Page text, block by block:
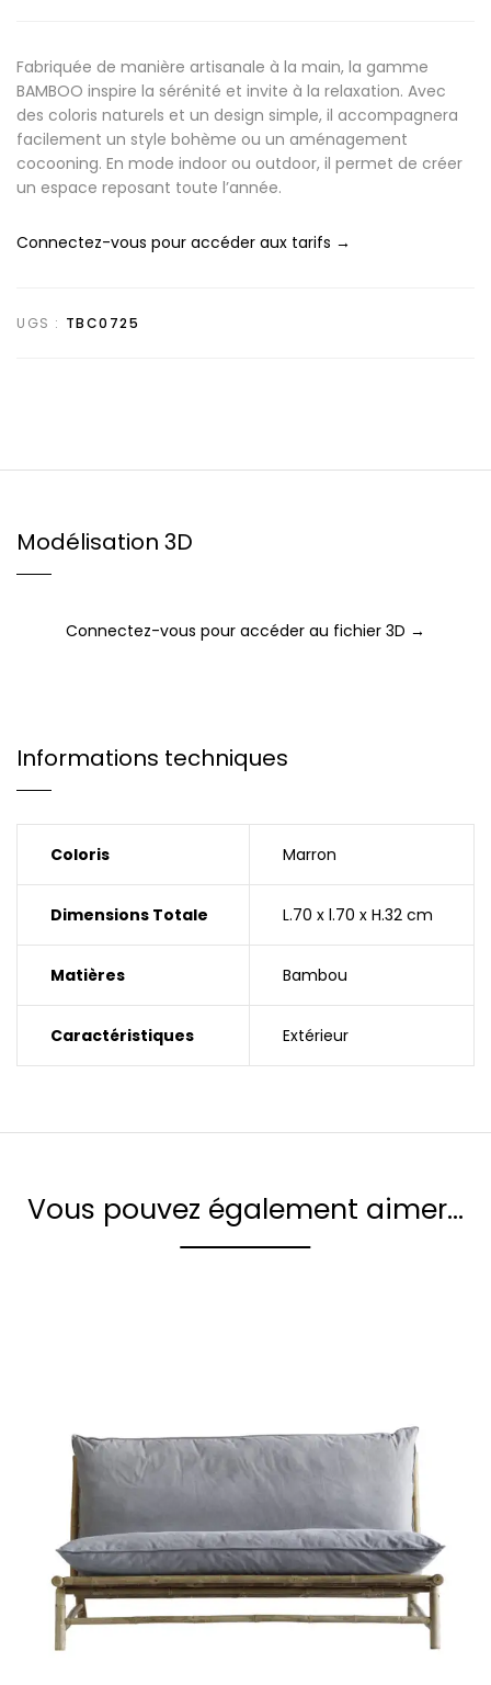
Fabriquée de manière artisanale à la main, la gamme
BAMBOO inspire la sérénité et invite à la relaxation. Avec
des coloris naturels et un design simple, il accompagnera
facilement un style bohème ou un aménagement
cocooning. En mode indoor ou outdoor, il permet de créer
un espace reposant toute l’année.
Connectez-vous pour accéder aux tarifs →
UGS : TBC0725
Modélisation 3D
Connectez-vous pour accéder au fichier 3D →
Informations techniques
Coloris Marron
Dimensions Totale L.70 x l.70 x H.32 cm
Matières Bambou
Caractéristiques Extérieur
Vous pouvez également aimer…